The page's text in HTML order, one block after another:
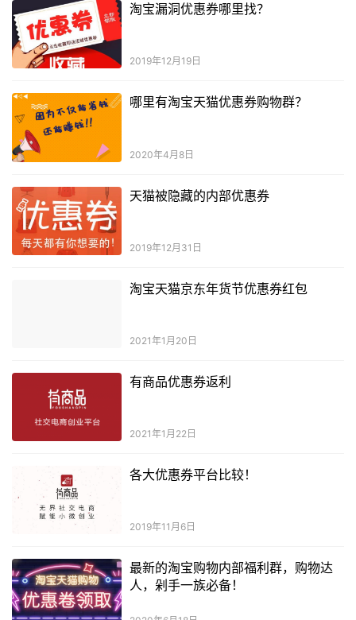
淘宝漏洞优惠券哪里找？
2019年12月19日
哪里有淘宝天猫优惠券购物群？
2020年4月8日
天猫被隐藏的内部优惠券
2019年12月31日
淘宝天猫京东年货节优惠券红包
2021年1月20日
有商品优惠券返利
2021年1月22日
各大优惠券平台比较！
2019年11月6日
最新的淘宝购物内部福利群，购物达
人，剁手一族必备！